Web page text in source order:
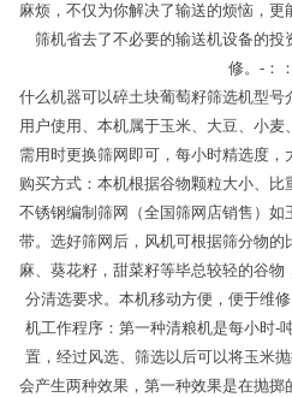
麻烦，不仅为你解决了输送的烦恼，
筛机省去了不必要的输送机设备的
修。-：：
什么机器可以碎土块葡萄籽筛选机型
用户使用、本机属于玉米、大豆、小麦
需用时更换筛网即可，每小时精选度
购买方式：本机根据谷物颗粒大小、
不锈钢编制筛网（全国筛网店销售）
带。选好筛网后，风机可根据筛分物
麻、葵花籽，甜菜籽等毕总较轻的谷
分清选要求。本机移动方便，便于维
机工作程序：第一种清粮机是每小时-
置，经过风选、筛选以后可以将玉米
会产生两种效果，第一种效果是在抛